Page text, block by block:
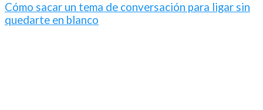
Cómo sacar un tema de conversación para ligar sin
quedarte en blanco